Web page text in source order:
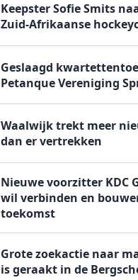
Keepster Sofie Smits
Zuid-Afrikaanse
Geslaagd
Petanque Vereniging
Waalwijk trekt meer
dan er vertrekken
Nieuwe voorzitter KDC
wil verbinden en
toekomst
Grote zoekactie naar
is geraakt in de